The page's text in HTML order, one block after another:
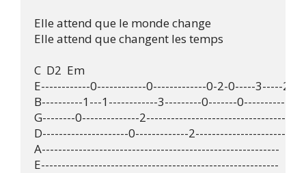
Elle attend que le monde change
Elle attend que changent les temps
C  D2  Em
E------------0------------0-------------0-2-0-----3-----2--
B----------1---1------------3---------0-------0------------
G--------0--------------2----------------------------------
D---------------------0-------------2----------------------
A----------------------------------------------------------
E----------------------------------------------------------